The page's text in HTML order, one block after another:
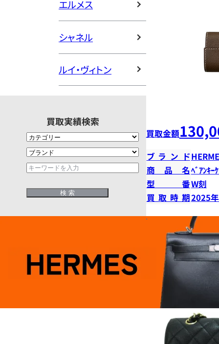
エルメス
シャネル
ルイ・ヴィトン
買取実績検索
買取金額
ブランド
商品名ﾍﾞｱﾝｷｰ
型番W刻
買取時期2025